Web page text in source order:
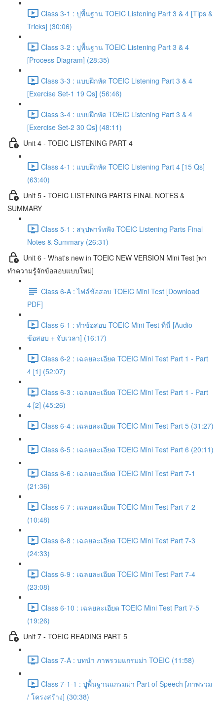
Class 3-1 : ปูพื้นฐาน TOEIC Listening Part 3 & 4 [Tips &
Tricks] (30:06)
Class 3-2 : ปูพื้นฐาน TOEIC Listening Part 3 & 4
[Process Diagram] (28:35)
Class 3-3 : แบบฝึกหัด TOEIC Listening Part 3 & 4
[Exercise Set-1 19 Qs] (56:46)
Class 3-4 : แบบฝึกหัด TOEIC Listening Part 3 & 4
[Exercise Set-2 30 Qs] (48:11)
Unit 4 - TOEIC LISTENING PART 4
Class 4-1 : แบบฝึกหัด TOEIC Listening Part 4 [15 Qs]
(63:40)
Unit 5 - TOEIC LISTENING PARTS FINAL NOTES &
SUMMARY
Class 5-1 : สรุปพาร์ทฟัง TOEIC Listening Parts Final
Notes & Summary (26:31)
Unit 6 - What's new in TOEIC NEW VERSION Mini Test [พา
ทำความรู้จักข้อสอบแบบใหม่]
Class 6-A : ไฟล์ข้อสอบ TOEIC Mini Test [Download
PDF]
Class 6-1 : ทำข้อสอบ TOEIC Mini Test ที่นี่ [Audio
ข้อสอบ + จับเวลา] (16:17)
Class 6-2 : เฉลยละเอียด TOEIC Mini Test Part 1 - Part
4 [1] (52:07)
Class 6-3 : เฉลยละเอียด TOEIC Mini Test Part 1 - Part
4 [2] (45:26)
Class 6-4 : เฉลยละเอียด TOEIC Mini Test Part 5 (31:27)
Class 6-5 : เฉลยละเอียด TOEIC Mini Test Part 6 (20:11)
Class 6-6 : เฉลยละเอียด TOEIC Mini Test Part 7-1
(21:36)
Class 6-7 : เฉลยละเอียด TOEIC Mini Test Part 7-2
(10:48)
Class 6-8 : เฉลยละเอียด TOEIC Mini Test Part 7-3
(24:33)
Class 6-9 : เฉลยละเอียด TOEIC Mini Test Part 7-4
(23:08)
Class 6-10 : เฉลยละเอียด TOEIC Mini Test Part 7-5
(19:26)
Unit 7 - TOEIC READING PART 5
Class 7-A : บทนำ ภาพรวมแกรมม่า TOEIC (11:58)
Class 7-1-1 : ปูพื้นฐานแกรมม่า Part of Speech [ภาพรวม
/ โครงสร้าง] (30:38)